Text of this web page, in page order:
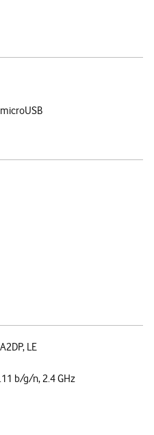
LE
b/g/n, 2.4 GHz